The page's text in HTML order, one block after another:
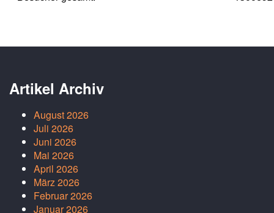
Artikel Archiv
August 2026
Juli 2026
Juni 2026
Mai 2026
April 2026
März 2026
Februar 2026
Januar 2026